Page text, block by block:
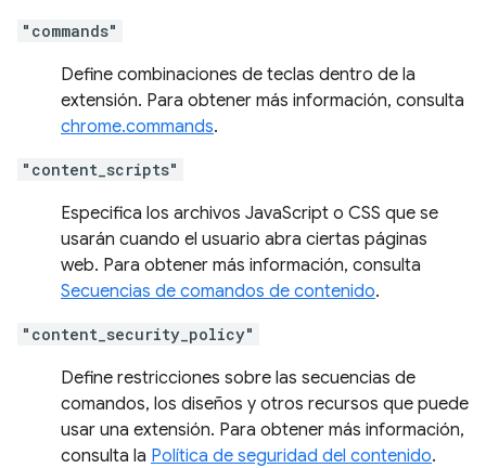
"commands"
Define combinaciones de teclas dentro de la
extensión. Para obtener más información, consulta
chrome.commands.
"content_scripts"
Especifica los archivos JavaScript o CSS que se
usarán cuando el usuario abra ciertas páginas
web. Para obtener más información, consulta
Secuencias de comandos de contenido.
"content_security_policy"
Define restricciones sobre las secuencias de
comandos, los diseños y otros recursos que puede
usar una extensión. Para obtener más información,
consulta la Política de seguridad del contenido.